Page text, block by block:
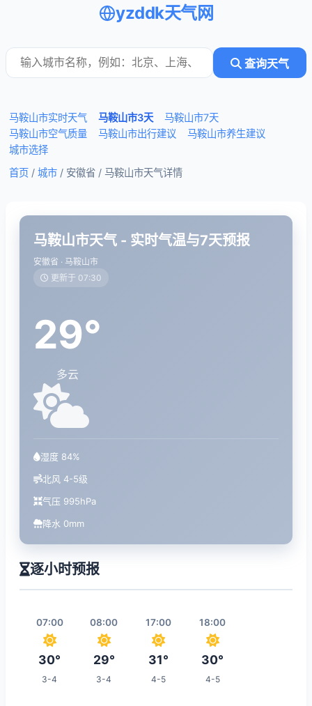
yzddk天气网
查询天气
马鞍山市实时天气 马鞍山市3天
马鞍山市7天
马鞍山市空气质量
马鞍山市出行建议
马鞍山市养生建议
城市选择
首页 / 城市 / 安徽省 / 马鞍山市天气详情
马鞍山市天气 - 实时气温与7天预报
安徽省 · 马鞍山市
更新于 07:30
29°
多云
湿度 84%
北风 4-5级
气压 995hPa
降水 0mm
逐小时预报
07:00
30°
3-4
08:00
29°
3-4
17:00
31°
4-5
18:00
30°
4-5